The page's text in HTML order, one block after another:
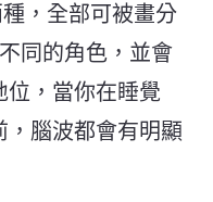
，全部可被畫分
同的角色，並會
位，當你在睡覺
，腦波都會有明顯